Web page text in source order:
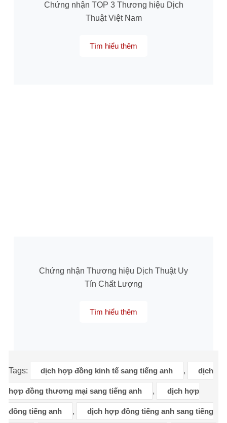
Chứng nhận TOP 3 Thương hiệu Dịch
Thuật Việt Nam
Tìm hiểu thêm
Chứng nhận Thương hiệu Dịch Thuật Uy
Tín Chất Lượng
Tìm hiểu thêm
Tags: dịch hợp đồng kinh tế sang tiếng anh , dịch
hợp đồng thương mại sang tiếng anh , dịch hợp
đồng tiếng anh , dịch hợp đồng tiếng anh sang tiếng